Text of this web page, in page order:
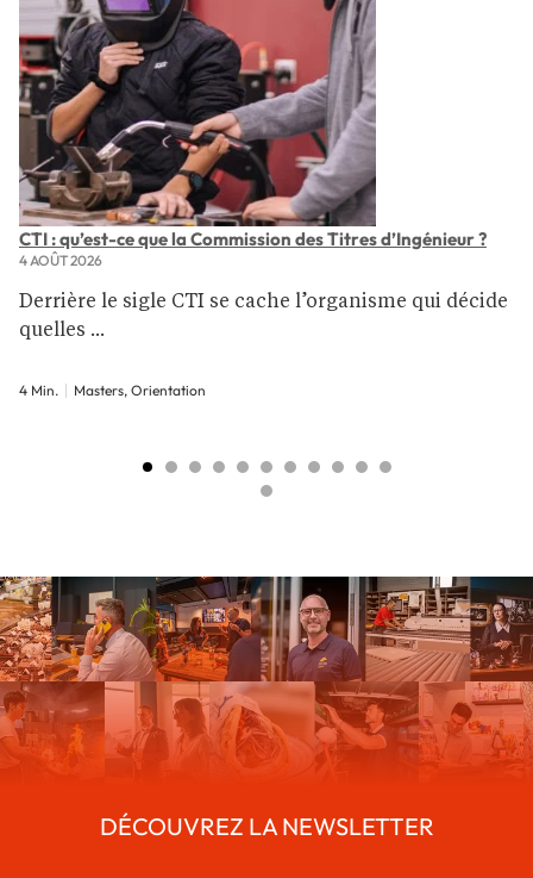
CTI : qu’est-ce que la Commission des Titres d’Ingénieur ?
4 AOÛT 2026
Derrière le sigle CTI se cache l’organisme qui décide
quelles ...
4 Min. Masters, Orientation
DÉCOUVREZ LA NEWSLETTER